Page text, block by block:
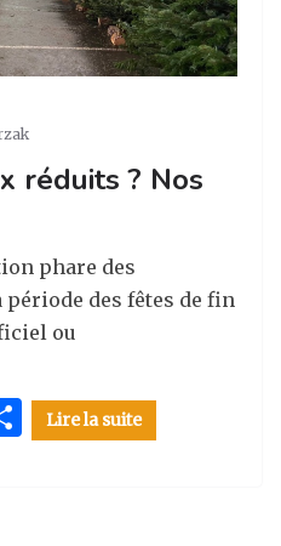
réduits ? Nos
phare des
des fêtes de fin
ou
P
ar
Lire la suite